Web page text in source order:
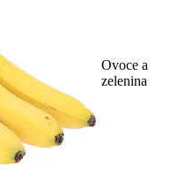
Ovoce a
zelenina